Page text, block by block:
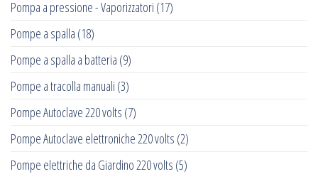
Pompa a pressione - Vaporizzatori (17)
Pompe a spalla (18)
Pompe a spalla a batteria (9)
Pompe a tracolla manuali (3)
Pompe Autoclave 220 volts (7)
Pompe Autoclave elettroniche 220 volts (2)
Pompe elettriche da Giardino 220 volts (5)